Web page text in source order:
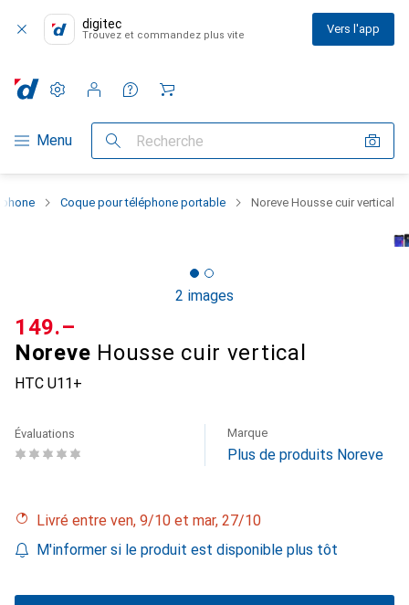
digitec
Trouvez et commandez plus vite Vers l'app
Navigation par catégorie
Menu Recherche
Paramètres
Compte client
Listes de comparaison
Listes d'envies
Panier
Coque pour téléphone portable Noreve Housse cuir vertical
2 images
Noreve Housse cuir vertical
HTC U11+
CHF
149.–
Évaluations Marque
Plus de produits Noreve
Livré entre ven, 9/10 et mar, 27/10
M'informer si le produit est disponible plus tôt